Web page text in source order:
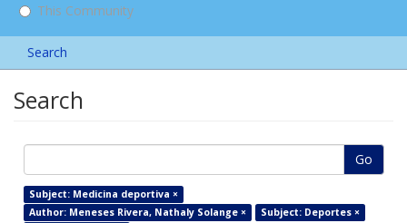
This Community
Search
Search
Go
Subject: Medicina deportiva ×
Author: Meneses Rivera, Nathaly Solange ×
Subject: Deportes ×